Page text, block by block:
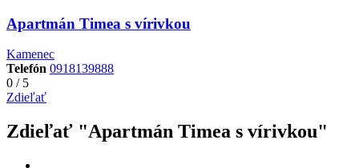
Apartmán Timea s vírivkou
Kamenec
Telefón 0918139888
0 /5
Zdieľať
Zdieľať "Apartmán Timea s vírivkou"